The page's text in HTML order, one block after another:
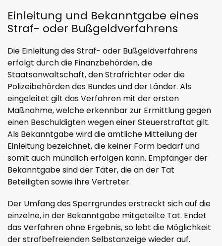
Einleitung und Bekanntgabe eines
Straf- oder Bußgeldverfahrens
Die Einleitung des Straf- oder Bußgeldverfahrens
erfolgt durch die Finanzbehörden, die
Staatsanwaltschaft, den Strafrichter oder die
Polizeibehörden des Bundes und der Länder. Als
eingeleitet gilt das Verfahren mit der ersten
Maßnahme, welche erkennbar zur Ermittlung gegen
einen Beschuldigten wegen einer Steuerstraftat gilt.
Als Bekanntgabe wird die amtliche Mitteilung der
Einleitung bezeichnet, die keiner Form bedarf und
somit auch mündlich erfolgen kann. Empfänger der
Bekanntgabe sind der Täter, die an der Tat
Beteiligten sowie ihre Vertreter.
Der Umfang des Sperrgrundes erstreckt sich auf die
einzelne, in der Bekanntgabe mitgeteilte Tat. Endet
das Verfahren ohne Ergebnis, so lebt die Möglichkeit
der strafbefreienden Selbstanzeige wieder auf.